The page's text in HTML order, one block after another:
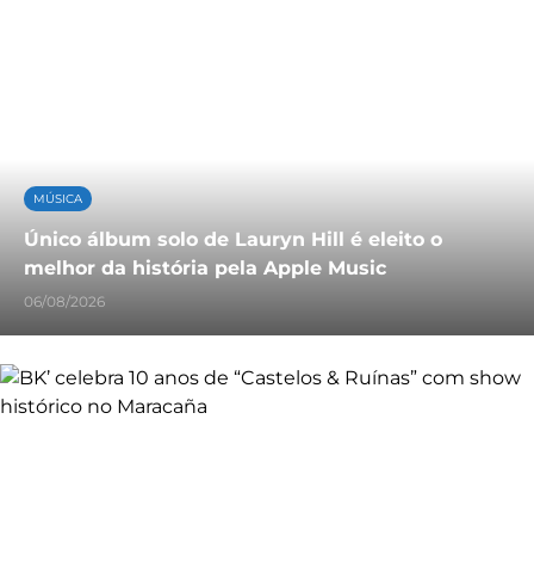
MÚSICA
Único álbum solo de Lauryn Hill é eleito o
melhor da história pela Apple Music
06/08/2026